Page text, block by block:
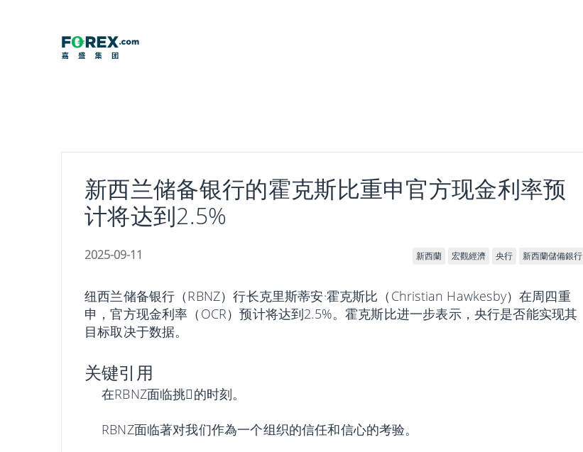
新西兰储备银行的霍克斯比重申官方现金利率预
计将达到2.5%
2025-09-11 新西蘭 宏觀經濟 央行 新西蘭儲備銀行
纽西兰储备银行（RBNZ）行长克里斯蒂安·霍克斯比（Christian Hawkesby）在周四重
申，官方现金利率（OCR）预计将达到2.5%。霍克斯比进一步表示，央行是否能实现其
目标取决于数据。
关键引用
在RBNZ面临挑𢧐的时刻。
RBNZ面临著对我们作為一个组织的信任和信心的考验。